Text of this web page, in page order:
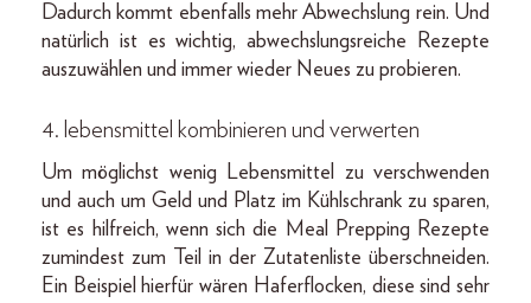
Dadurch kommt ebenfalls mehr Abwechslung rein. Und
natürlich ist es wichtig, abwechslungsreiche Rezepte
auszuwählen und immer wieder Neues zu probieren.
4. lebensmittel kombinieren und verwerten
Um möglichst wenig Lebensmittel zu verschwenden
und auch um Geld und Platz im Kühlschrank zu sparen,
ist es hilfreich, wenn sich die Meal Prepping Rezepte
zumindest zum Teil in der Zutatenliste überschneiden.
Ein Beispiel hierfür wären Haferflocken, diese sind sehr